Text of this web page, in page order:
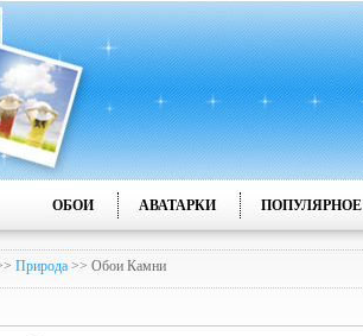
ОБОИ АВАТАРКИ ПОПУЛЯРНОЕ
Природа >> Обои Камни